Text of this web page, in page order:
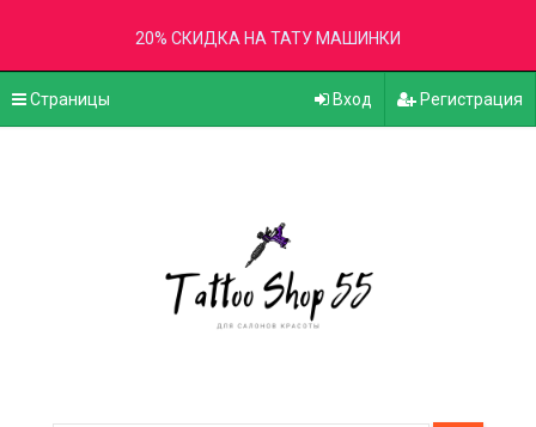
20% СКИДКА НА ТАТУ МАШИНКИ
Страницы Вход Регистрация